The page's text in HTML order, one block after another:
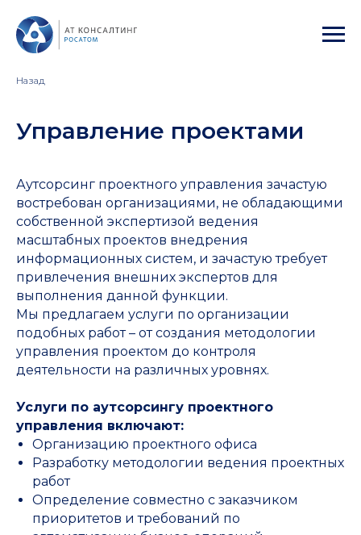
Назад
Управление проектами
Аутсорсинг проектного управления зачастую
востребован организациями, не обладающими
собственной экспертизой ведения
масштабных проектов внедрения
информационных систем, и зачастую требует
привлечения внешних экспертов для
выполнения данной функции.
Мы предлагаем услуги по организации
подобных работ – от создания методологии
управления проектом до контроля
деятельности на различных уровнях.
Услуги по аутсорсингу проектного
управления включают:
Организацию проектного офиса
Разработку методологии ведения проектных
работ
Определение совместно с заказчиком
приоритетов и требований по